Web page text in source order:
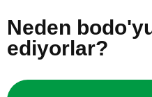
Reformer Pilates Kursu
İki Kişi için Hamak Yoga Dersi
Neden
ediyorlar?